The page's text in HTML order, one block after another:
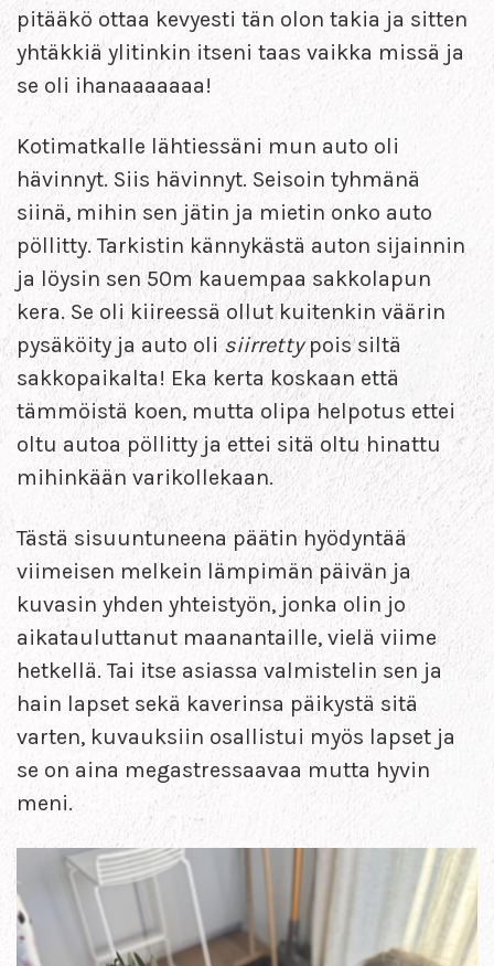
pitääkö ottaa kevyesti tän olon takia ja sitten
yhtäkkiä ylitinkin itseni taas vaikka missä ja
se oli ihanaaaaaaa!
Kotimatkalle lähtiessäni mun auto oli
hävinnyt. Siis hävinnyt. Seisoin tyhmänä
siinä, mihin sen jätin ja mietin onko auto
pöllitty. Tarkistin kännykästä auton sijainnin
ja löysin sen 50m kauempaa sakkolapun
kera. Se oli kiireessä ollut kuitenkin väärin
pysäköity ja auto oli siirrettypois siltä
sakkopaikalta! Eka kerta koskaan että
tämmöistä koen, mutta olipa helpotus ettei
oltu autoa pöllitty ja ettei sitä oltu hinattu
mihinkään varikollekaan.
Tästä sisuuntuneena päätin hyödyntää
viimeisen melkein lämpimän päivän ja
kuvasin yhden yhteistyön, jonka olin jo
aikatauluttanut maanantaille, vielä viime
hetkellä. Tai itse asiassa valmistelin sen ja
hain lapset sekä kaverinsa päikystä sitä
varten, kuvauksiin osallistui myös lapset ja
se on aina megastressaavaa mutta hyvin
meni.